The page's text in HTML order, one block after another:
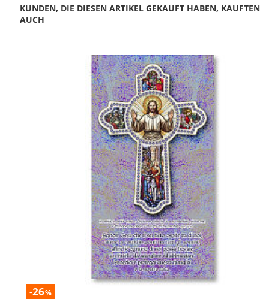
KUNDEN, DIE DIESEN ARTIKEL GEKAUFT HABEN, KAUFTEN
AUCH
-26%